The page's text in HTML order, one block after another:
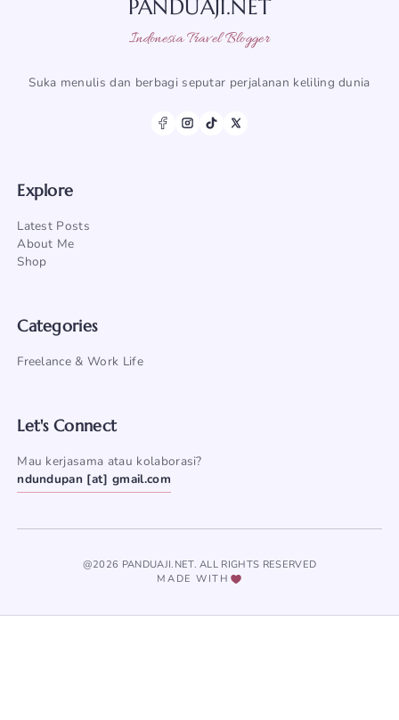
PANDUAJI.NET
Indonesia Travel Blogger
Suka menulis dan berbagi seputar perjalanan keliling dunia
Explore
Latest Posts
About Me
Shop
Categories
Freelance & Work Life
Let's Connect
Mau kerjasama atau kolaborasi?
ndundupan [at] gmail.com
@2026 PANDUAJI.NET. ALL RIGHTS RESERVED
MADE WITH